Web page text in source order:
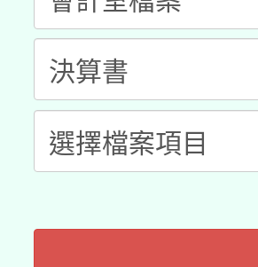
心」，鼓勵
案。
招甄選結果
招)
適應運動共
本館辦理115
暨閱讀推動
科技賦能─人
礎課程
A3數位素養